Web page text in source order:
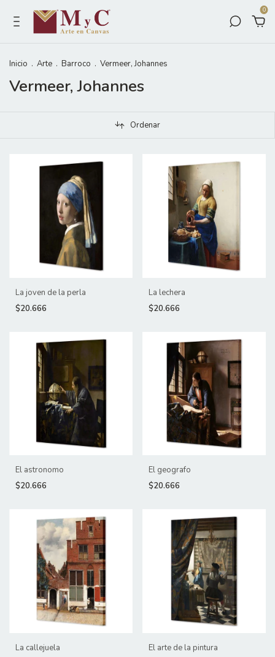
0
Inicio . Arte . Barroco . Vermeer, Johannes
Vermeer, Johannes
Ordenar
La joven de la perla
$20.666
La lechera
$20.666
El astronomo
$20.666
El geografo
$20.666
La callejuela
El arte de la pintura